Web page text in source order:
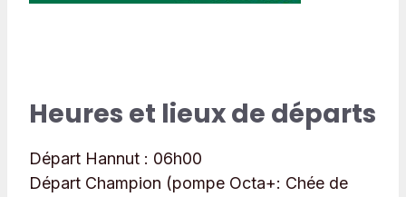
Heures et lieux de départs
Départ Hannut : 06h00
Départ Champion (pompe Octa+: Chée de